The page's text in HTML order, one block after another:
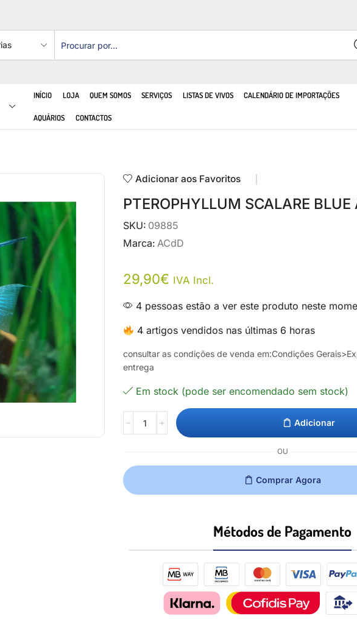
INÍCIO LOJA QUEM SOMOS SERVIÇOS LISTAS DE VIVOS CALENDÁRIO DE IMPORTAÇÕES
AQUÁRIOS CONTACTOS
Adicionar aos Favoritos
PTEROPHYLLUM SCALARE BLUE
SKU: 09885
Marca: ACdD
29,90€ IVA Incl.
4 pessoas estão a ver este produto neste
4 artigos vendidos nas últimas 6 horas
consultar as condições de venda em:Condições
entrega
Em stock (pode ser encomendado sem stock)
Adicionar
OU
Comprar Agora
Métodos de Pagamento​